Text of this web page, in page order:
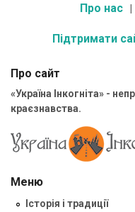
Про нас
Підтримати
Про сайт
«Україна Інкогніта» -
краєзнавства.
Меню
Історія і традиції